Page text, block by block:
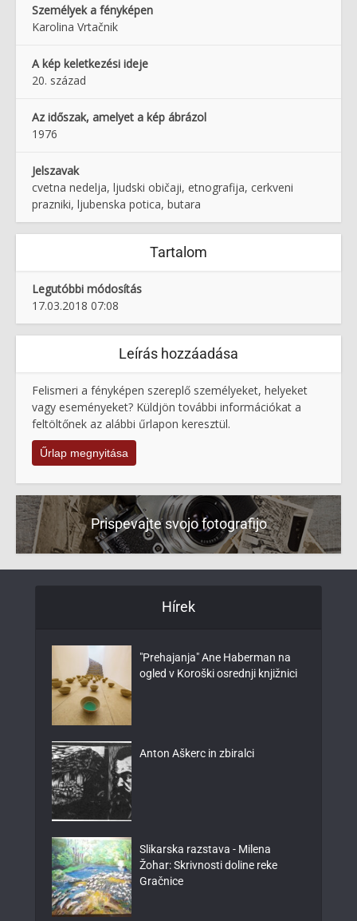
Személyek a fényképen
Karolina Vrtačnik
A kép keletkezési ideje
20. század
Az időszak, amelyet a kép ábrázol
1976
Jelszavak
cvetna nedelja, ljudski običaji, etnografija, cerkveni
prazniki, ljubenska potica, butara
Tartalom
Legutóbbi módosítás
17.03.2018 07:08
Leírás hozzáadása
Felismeri a fényképen szereplő személyeket, helyeket
vagy eseményeket? Küldjön további információkat a
feltöltőnek az alábbi űrlapon keresztül.
Űrlap megnyitása
Prispevajte svojo fotografijo
Hírek
"Prehajanja" Ane Haberman na
ogled v Koroški osrednji knjižnici
Anton Aškerc in zbiralci
Slikarska razstava - Milena
Žohar: Skrivnosti doline reke
Gračnice